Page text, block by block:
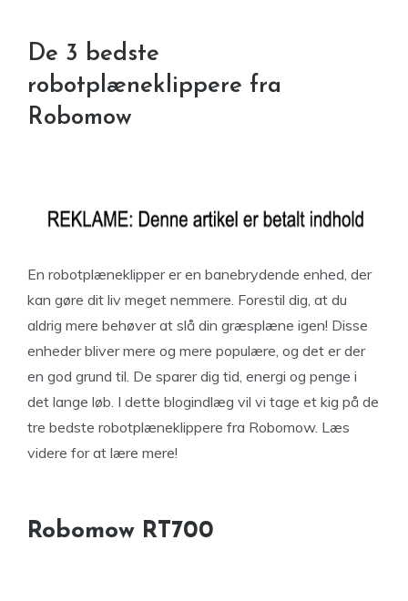
De 3 bedste
robotplæneklippere fra
Robomow
En robotplæneklipper er en banebrydende enhed, der
kan gøre dit liv meget nemmere. Forestil dig, at du
aldrig mere behøver at slå din græsplæne igen! Disse
enheder bliver mere og mere populære, og det er der
en god grund til. De sparer dig tid, energi og penge i
det lange løb. I dette blogindlæg vil vi tage et kig på de
tre bedste robotplæneklippere fra Robomow. Læs
videre for at lære mere!
Robomow RT700